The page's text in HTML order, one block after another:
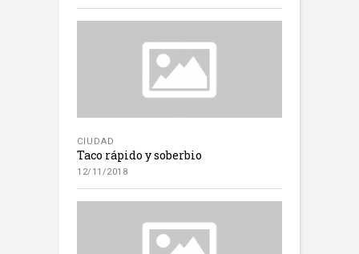
CIUDAD
Taco rápido y soberbio
12/11/2018